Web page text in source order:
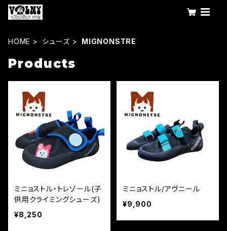
HOME シューズ MIGNONSTRE
Products
ミニョストル・トレゾール(子
供用クライミングシューズ)
¥8,250
ミニョストル/アヴニール
¥9,900